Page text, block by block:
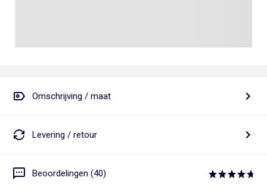
Omschrijving / maat
Levering / retour
Beoordelingen (40)